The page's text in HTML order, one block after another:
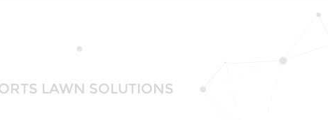
LAWN SOLUTIONS